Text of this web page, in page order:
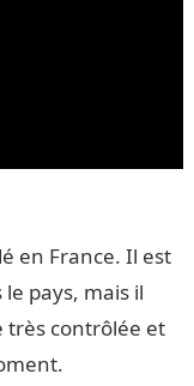
en France. Il est
pays, mais il
très contrôlée et